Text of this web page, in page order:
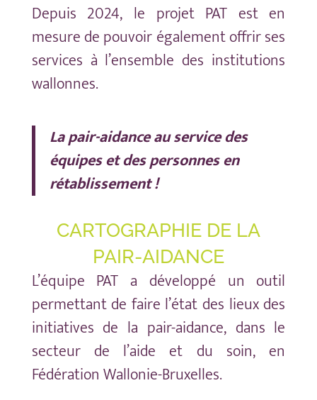
Depuis 2024, le projet PAT est en
mesure depouvoir égalementoffrirses
services à l’ensemble des institutions
wallonnes.
La pair-aidance au service des
équipes et des personnes en
rétablissement !
CARTOGRAPHIE DE LA
PAIR-AIDANCE
L’équipe PAT a développé un outil
permettant de faire l’état des lieux des
initiatives de la pair-aidance, dans le
secteur de l’aide et du soin, en
Fédération Wallonie-Bruxelles.